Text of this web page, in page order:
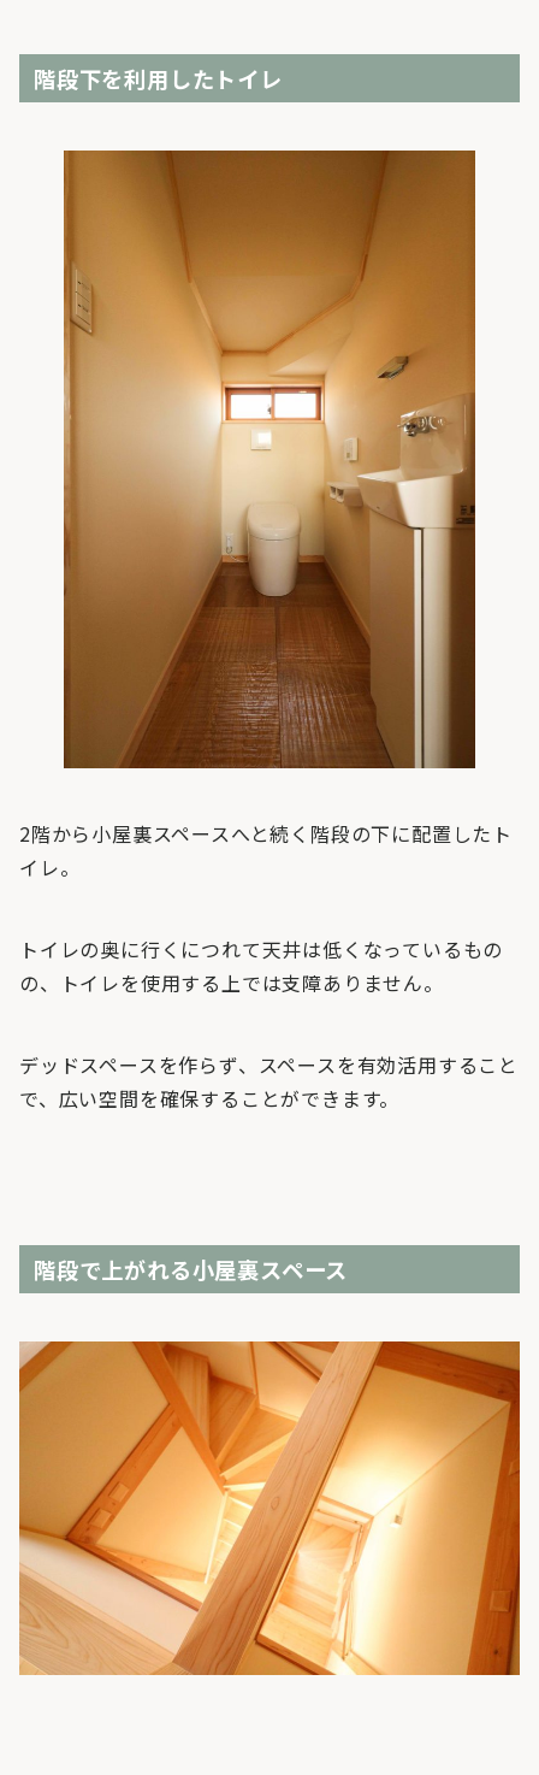
階段下を利用したトイレ
2階から小屋裏スペースへと続く階段の下に配置したト
イレ。
トイレの奥に行くにつれて天井は低くなっているもの
の、トイレを使用する上では支障ありません。
デッドスペースを作らず、スペースを有効活用すること
で、広い空間を確保することができます。
階段で上がれる小屋裏スペース